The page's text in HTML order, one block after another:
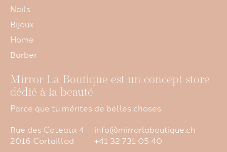
Nails
Bijoux
Home
Barber
Mirror La Boutique est un concept store
dédié à la beauté
Parce que tu mérites de belles choses
Rue des Coteaux 4
2016 Cortaillod
info@mirrorlaboutique.ch
+41 32 731 05 40